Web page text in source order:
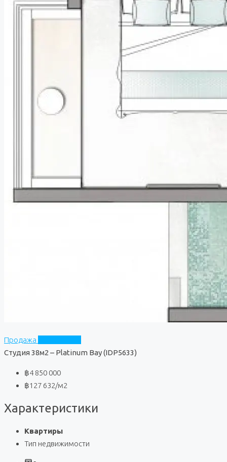
Продажа
Студия 38м2 – Platinum Bay (IDP5633)
฿4 850 000
฿127 632/м2
Характеристики
Квартиры
Тип недвижимости